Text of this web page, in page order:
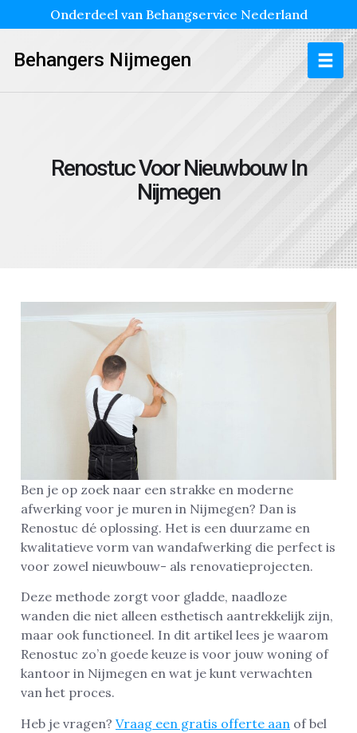
Onderdeel van Behangservice Nederland
Behangers Nijmegen
Renostuc Voor Nieuwbouw In
Nijmegen
Ben je op zoek naar een strakke en moderne
afwerking voor je muren in Nijmegen? Dan is
Renostuc dé oplossing. Het is een duurzame en
kwalitatieve vorm van wandafwerking die perfect is
voor zowel nieuwbouw- als renovatieprojecten.
Deze methode zorgt voor gladde, naadloze
wanden die niet alleen esthetisch aantrekkelijk zijn,
maar ook functioneel. In dit artikel lees je waarom
Renostuc zo’n goede keuze is voor jouw woning of
kantoor in Nijmegen en wat je kunt verwachten
van het proces.
Heb je vragen? Vraag een gratis offerte aan of bel